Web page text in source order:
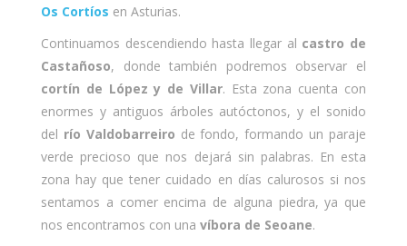
Os Cortíos en Asturias.
Continuamos descendiendo hasta llegar al castro de
Castañoso, donde también podremos observar el
cortín de López y de Villar. Esta zona cuenta con
enormes y antiguos árboles autóctonos, y el sonido
del río Valdobarreiro de fondo, formando un paraje
verde precioso que nos dejará sin palabras. En esta
zona hay que tener cuidado en días calurosos si nos
sentamos a comer encima de alguna piedra, ya que
nos encontramos con una víbora de Seoane.